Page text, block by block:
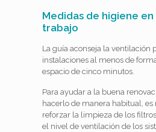
Medidas de higiene
trabajo
La guía aconseja la ventilación
instalaciones al menos de
espacio de cinco minutos.
Para ayudar a la buena
hacerlo de manera habitual,
reforzar la limpieza de los
el nivel de ventilación de los